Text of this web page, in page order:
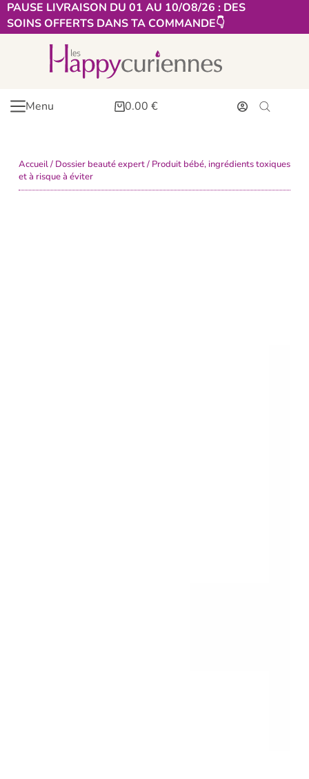
PAUSE LIVRAISON DU 01 AU 10/O8/26 : DES
SOINS OFFERTS DANS TA COMMANDE👇​
Menu 0.00 €
Accueil/ Dossier beauté expert/ Produit bébé, ingrédients toxiques
et à risque à éviter